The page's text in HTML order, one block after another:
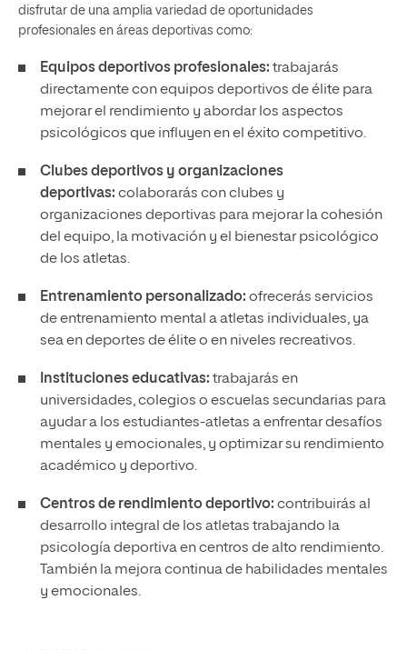
disfrutar de una amplia variedad de oportunidades
profesionales en áreas deportivas como:
Equipos deportivos profesionales: trabajarás
directamente con equipos deportivos de élite para
mejorar el rendimiento y abordar los aspectos
psicológicos que influyen en el éxito competitivo.
Clubes deportivos y organizaciones
deportivas: colaborarás con clubes y
organizaciones deportivas para mejorar la cohesión
del equipo, la motivación y el bienestar psicológico
de los atletas.
Entrenamiento personalizado: ofrecerás servicios
de entrenamiento mental a atletas individuales, ya
sea en deportes de élite o en niveles recreativos.
Instituciones educativas: trabajarás en
universidades, colegios o escuelas secundarias para
ayudar a los estudiantes-atletas a enfrentar desafíos
mentales y emocionales, y optimizar su rendimiento
académico y deportivo.
Centros de rendimiento deportivo: contribuirás al
desarrollo integral de los atletas trabajando la
psicología deportiva en centros de alto rendimiento.
También la mejora continua de habilidades mentales
y emocionales.